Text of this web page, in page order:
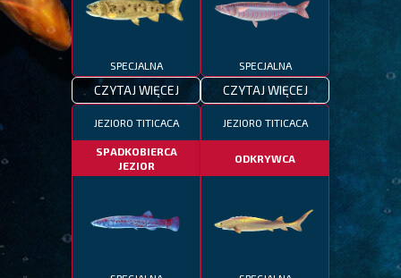
SPECJALNA
CZYTAJ WIĘCEJ
SPECJALNA
CZYTAJ WIĘCEJ
JEZIORO TITICACA
SPADKOBIERCA
JEZIOR
JEZIORO TITICACA
ODKRYWCA